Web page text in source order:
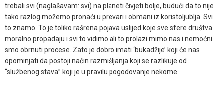
trebali svi (naglašavam: svi) na planeti čivjeti bolje, budući da to nije
tako razlog možemo pronaći u prevari i obmani iz koristoljublja. Svi
to znamo. To je toliko rašrena pojava uslijed koje sve sfere društva
moralno propadaju i svi to vidimo ali to prolazi mimo nas i nemoćni
smo obrnuti procese. Zato je dobro imati ‘bukadžije’ koji će nas
opominjati da postoji način razmišljanja koji se razlikuje od
“službenog stava” koji je u pravilu pogodovanje nekome.